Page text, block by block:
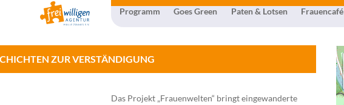
Programm Goes Green Paten & Lotsen Frauencafé
ZUR VERSTÄNDIGUNG
Das Projekt „Frauenwelten“ bringt eingewanderte